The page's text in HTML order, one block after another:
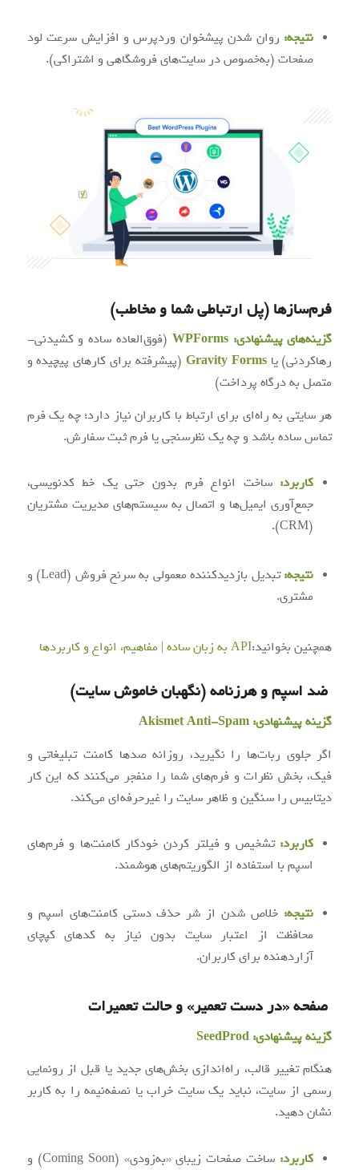
نتیجه: روان شدن پیشخوان وردپرس و افزایش سرعت لود
صفحات (به‌خصوص در سایت‌های فروشگاهی و اشتراکی).
فرم‌سازها (پل ارتباطی شما و مخاطب)
گزینه‌های پیشنهادی: WPForms (فوق‌العاده ساده و کشیدنی-
رهاکردنی) یاGravity Forms (پیشرفته برای کارهای پیچیده و
متصل به درگاه پرداخت)
هر سایتی به راه‌ای برای ارتباط با کاربران نیاز دارد؛ چه یک فرم
تماس ساده باشد و چه یک نظرسنجی یا فرم ثبت سفارش.
کاربرد: ساخت انواع فرم بدون حتی یک خط کدنویسی،
جمع‌آوری ایمیل‌ها و اتصال به سیستم‌های مدیریت مشتریان
(CRM).
نتیجه:
تبدیل بازدیدکننده معمولی به سرنخ فروش (Lead) و
مشتری.
همچنین بخوانید:API به زبان ساده | مفاهیم، انواع و کاربردها
ضد اسپم و هرزنامه (نگهبان خاموش سایت)
گزینه پیشنهادی: Akismet Anti-Spam
اگر جلوی ربات‌ها را نگیرید، روزانه صدها کامنت تبلیغاتی و
فیک، بخش نظرات و فرم‌های شما را منفجر می‌کنند که این کار
دیتابیس را سنگین و ظاهر سایت را غیرحرفه‌ای می‌کند.
کاربرد: تشخیص و فیلتر کردن خودکار کامنت‌ها و فرم‌های
اسپم با استفاده از الگوریتم‌های هوشمند.
نتیجه: خلاص شدن از شر حذف دستی کامنت‌های اسپم و
محافظت از اعتبار سایت بدون نیاز به کدهای کپچای
آزاردهنده برای کاربران.
صفحه «در دست تعمیر» و حالت تعمیرات
گزینه پیشنهادی: SeedProd
هنگام تغییر قالب، راه‌اندازی بخش‌های جدید یا قبل از رونمایی
رسمی از سایت، نباید یک سایت خراب یا نصفه‌نیمه را به کاربر
نشان دهید.
کاربرد: ساخت صفحات زیبای «به‌زودی» (Coming Soon) و